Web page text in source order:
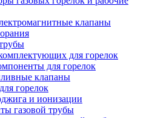
клапаны
для горелок
для горелок
клапаны
горелок
и ионизации
газовой трубы